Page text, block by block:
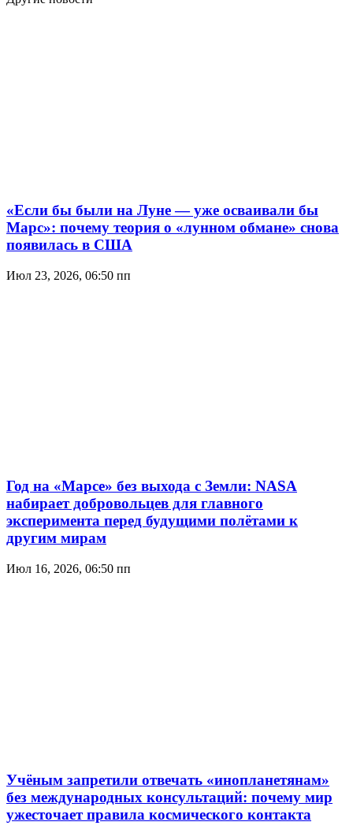
«Если бы были на Луне — уже осваивали бы
Марс»: почему теория о «лунном обмане» снова
появилась в США
Июл 23, 2026, 06:50 пп
Год на «Марсе» без выхода с Земли: NASA
набирает добровольцев для главного
эксперимента перед будущими полётами к
другим мирам
Июл 16, 2026, 06:50 пп
Учёным запретили отвечать «инопланетянам»
без международных консультаций: почему мир
ужесточает правила космического контакта